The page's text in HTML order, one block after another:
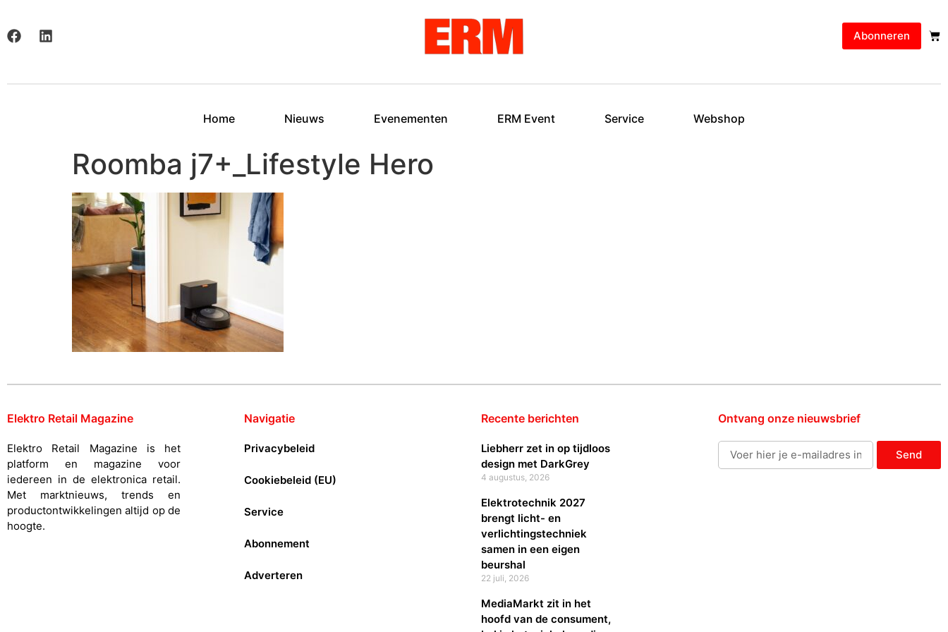
Abonneren
Home Nieuws Evenementen ERM Event Service Webshop
Roomba j7+_Lifestyle Hero
Elektro Retail Magazine Navigatie Recente berichten Ontvang onze nieuwsbrief
Elektro Retail Magazine is het
platform en magazine voor
iedereen in de elektronica retail.
Met marktnieuws, trends en
productontwikkelingen altijd op de
hoogte.
Privacybeleid
Cookiebeleid (EU)
Service
Abonnement
Adverteren
Liebherr zet in op tijdloos
design met DarkGrey
4 augustus, 2026
Elektrotechnik 2027
brengt licht- en
verlichtingstechniek
samen in een eigen
beurshal
22 juli, 2026
MediaMarkt zit in het
hoofd van de consument,
Send